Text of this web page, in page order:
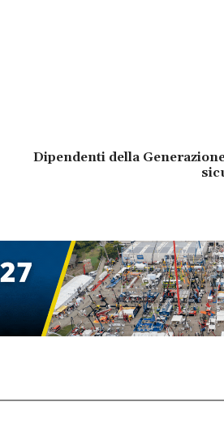
Dipendenti della